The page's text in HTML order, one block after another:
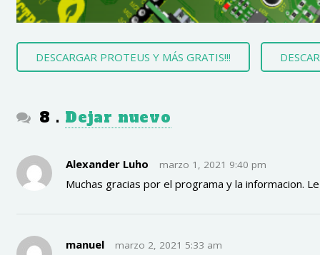
DESCARGAR PROTEUS Y MÁS GRATIS!!!
8 comentarios
. Dejar nuevo
Alexander Luho marzo 1, 2021 9:40 pm
Muchas gracias por el programa y la informacion.
manuel marzo 2, 2021 5:33 am